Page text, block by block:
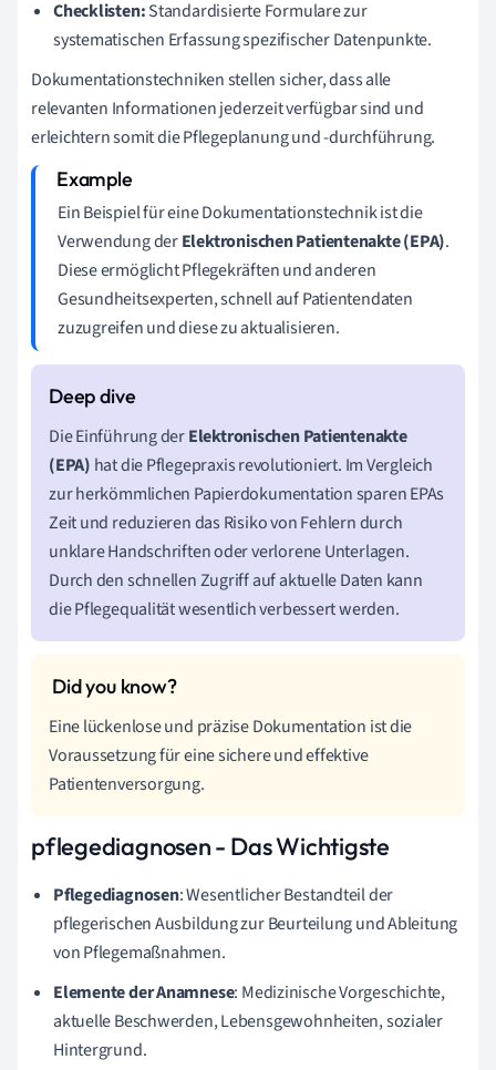
Checklisten:Standardisierte Formulare zur
systematischen Erfassung spezifischer Datenpunkte.
Dokumentationstechniken stellen sicher, dass alle
relevanten Informationen jederzeit verfügbar sind und
erleichtern somit die Pflegeplanung und -durchführung.
Ein Beispiel für eine Dokumentationstechnik ist die
Verwendung derElektronischen Patientenakte (EPA).
Diese ermöglicht Pflegekräften und anderen
Gesundheitsexperten, schnell auf Patientendaten
zuzugreifen und diese zu aktualisieren.
Die Einführung derElektronischen Patientenakte
(EPA) hat die Pflegepraxis revolutioniert. Im Vergleich
zur herkömmlichen Papierdokumentation sparen EPAs
Zeit und reduzieren das Risiko von Fehlern durch
unklare Handschriften oder verlorene Unterlagen.
Durch den schnellen Zugriff auf aktuelle Daten kann
die Pflegequalität wesentlich verbessert werden.
Eine lückenlose und präzise Dokumentation ist die
Voraussetzung für eine sichere und effektive
Patientenversorgung.
pflegediagnosen - Das Wichtigste
Pflegediagnosen: Wesentlicher Bestandteil der
pflegerischen Ausbildung zur Beurteilung und Ableitung
von Pflegemaßnahmen.
Elemente der Anamnese: Medizinische Vorgeschichte,
aktuelle Beschwerden, Lebensgewohnheiten, sozialer
Hintergrund.